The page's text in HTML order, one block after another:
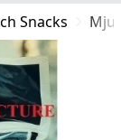
Snacks